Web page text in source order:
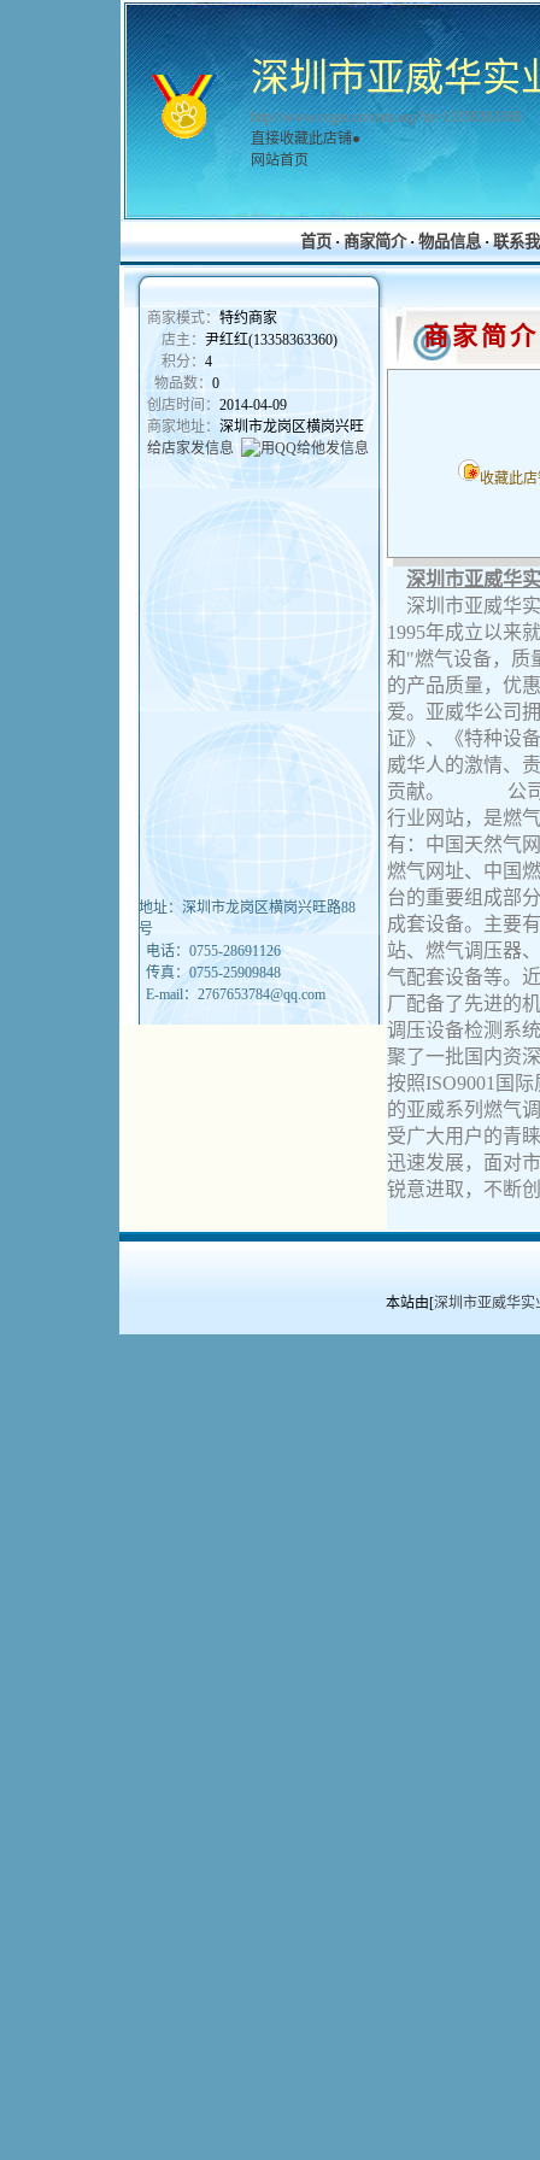
深圳市亚威华实
http://www.ccgas.cn/com.asp?m=13358363360
直接收藏此店铺●
网站首页
首页·商家简介·物品信息·联系
商家模式： 特约商家
店主： 尹红红(13358363360)
积分： 4
物品数： 0
创店时间： 2014-04-09
商家地址： 深圳市龙岗区横岗兴旺
给店家发信息
地址：深圳市龙岗区横岗兴旺路88
号
电话：0755-28691126
传真：0755-25909848
E-mail：2767653784@qq.com
商家简介
收藏此店
深圳市亚威华
深圳市亚威华
1995年成立以来
和"燃气设备，质
的产品质量，优
爱。亚威华公司
证》、《特种设
威华人的激情、
贡献。 公司在
行业网站，是燃
有：中国天然气
燃气网址、中国
台的重要组成
成套设备。主要
站、燃气调压器
气配套设备等。
厂配备了先进的
调压设备检测系
聚了一批国内资
按照ISO9001国
的亚威系列燃气
受广大用户的
迅速发展，面对
锐意进取，不断
本站由[深圳市亚威华实